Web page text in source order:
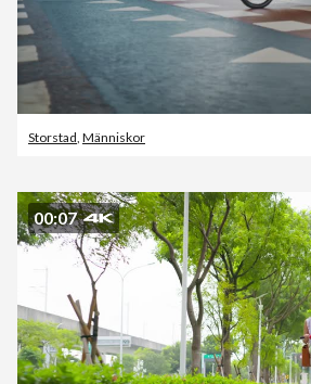
Storstad Människor
00:07